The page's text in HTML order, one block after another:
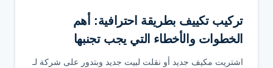
تركيب تكييف بطريقة احترافية: أهم
الخطوات والأخطاء التي يجب تجنبها
اشتريت مكيف جديد أو نقلت لبيت جديد وبتدور على شركة لـ